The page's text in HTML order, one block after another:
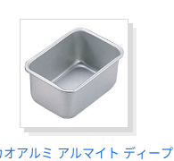
オアルミ アルマイト ディープ